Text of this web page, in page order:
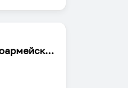
Апартаменты на проспекте Красноармейский 36